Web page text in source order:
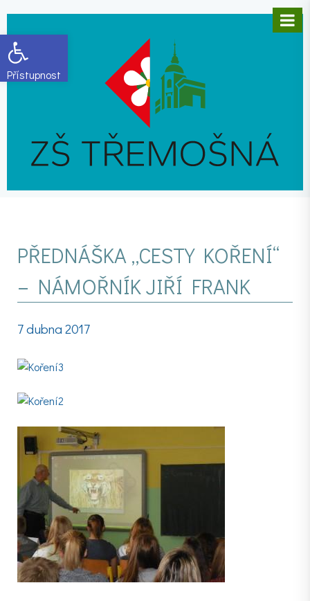
Open toolbar
PŘEDNÁŠKA „CESTY KOŘENÍ“
– NÁMOŘNÍK JIŘÍ FRANK
7 dubna 2017